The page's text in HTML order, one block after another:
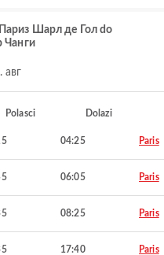
Шарл де Гол do
Чанги
авг
Polasci Dolazi
04:25 Paris
06:05 Paris
08:25 Paris
17:40 Paris